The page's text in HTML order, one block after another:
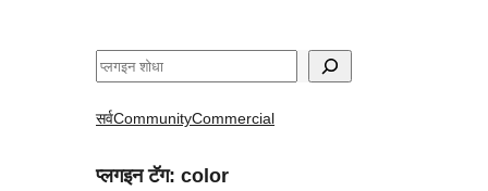
शोधा
सर्वCommunityCommercial
प्लगइन टॅग: color